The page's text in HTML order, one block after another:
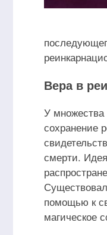
Вера в
У
сохранение
смерти.
помощью к
магическое